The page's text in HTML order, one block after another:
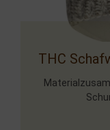
THC